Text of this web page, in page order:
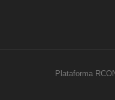
Plataforma